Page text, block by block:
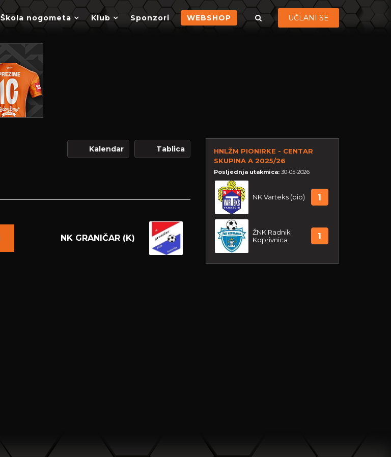
Škola nogometa Klub Sponzori WEBSHOP UČLANI SE
Kalendar Tablica
NK GRANIČAR (K)
HNLŽM PIONIRKE - CENTAR
SKUPINA A 2025/26
Posljednja utakmica: 30-05-2026
NK Varteks (pio) 1
ŽNK Radnik
Koprivnica
1